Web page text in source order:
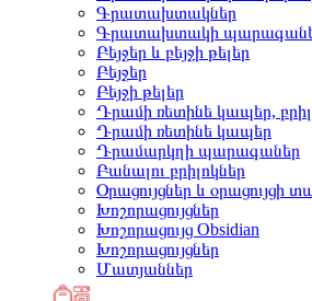
Գրատախտակներ
Գրատախտակի
Բեյջեր և բեյջի թելեր
Բեյջեր
Բեյջի թելեր
Դրամի ռետինե կապեր,
Դրամի ռետինե կապեր
Դրամարկղի պարագաներ
Բանալու բրիլոկներ
Օրացույցներ և օրացույցի
Խոշորացույցներ
Խոշորացույց Obsidian
Խոշորացույցներ
Մատյաններ